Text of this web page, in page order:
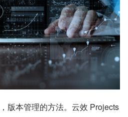
版本管理的方法。云效 Projects